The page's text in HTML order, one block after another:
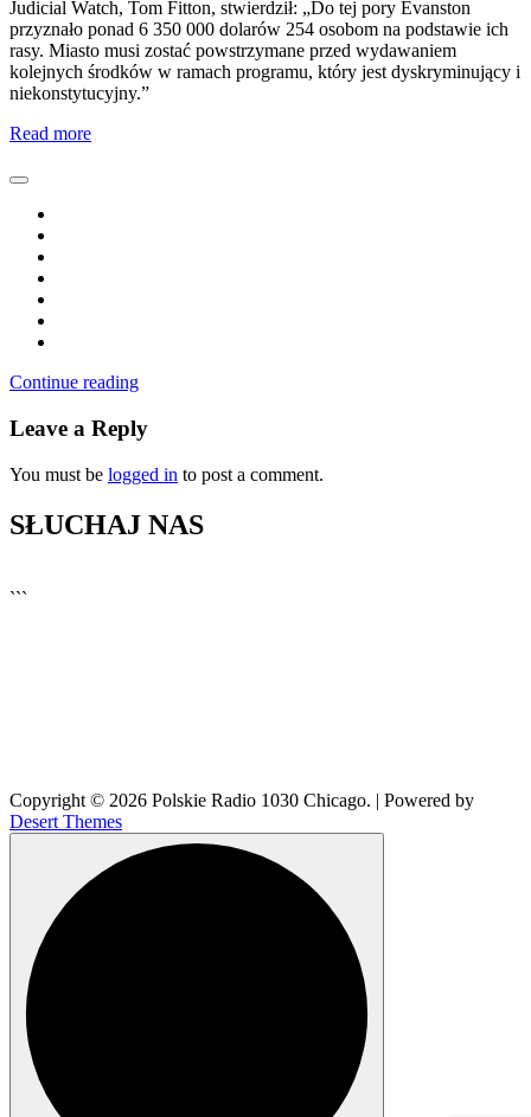
Judicial Watch, Tom Fitton, stwierdził: „Do tej pory Evanston
przyznało ponad 6 350 000 dolarów 254 osobom na podstawie ich
rasy. Miasto musi zostać powstrzymane przed wydawaniem
kolejnych środków w ramach programu, który jest dyskryminujący i
niekonstytucyjny.”
Read more
Continue reading
Leave a Reply
You must be logged in to post a comment.
SŁUCHAJ NAS
```
Copyright © 2026 Polskie Radio 1030 Chicago. | Powered by
Desert Themes